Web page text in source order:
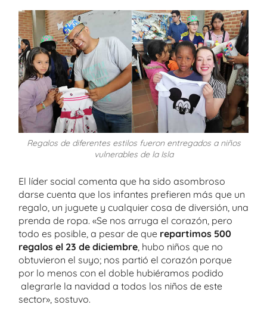
Regalos de diferentes estilos fueron entregados a niños
vulnerables de la Isla
El líder social comenta que ha sido asombroso
darse cuenta que los infantes prefieren más que un
regalo, un juguete y cualquier cosa de diversión, una
prenda de ropa. «Se nos arruga el corazón, pero
todo es posible, a pesar de que repartimos 500
regalos el 23 de diciembre , hubo niños que no
obtuvieron el suyo; nos partió el corazón porque
por lo menos con el doble hubiéramos podido
alegrarle la navidad a todos los niños de este
sector», sostuvo.